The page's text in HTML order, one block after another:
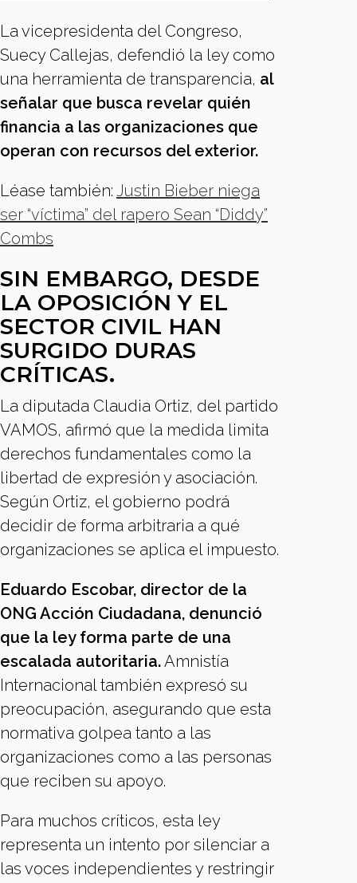
La vicepresidenta del Congreso,
Suecy Callejas, defendió la ley como
una herramienta de transparencia, al
señalar que busca revelar quién
financia a las organizaciones que
operan con recursos del exterior.
Léase también: Justin Bieber niega
ser “víctima” del rapero Sean “Diddy”
Combs
SIN EMBARGO, DESDE
LA OPOSICIÓN Y EL
SECTOR CIVIL HAN
SURGIDO DURAS
CRÍTICAS.
La diputada Claudia Ortiz, del partido
VAMOS, afirmó que la medida limita
derechos fundamentales como la
libertad de expresión y asociación.
Según Ortiz, el gobierno podrá
decidir de forma arbitraria a qué
organizaciones se aplica el impuesto.
Eduardo Escobar, director de la
ONG Acción Ciudadana, denunció
que la ley forma parte de una
escalada autoritaria.Amnistía
Internacional también expresó su
preocupación, asegurando que esta
normativa golpea tanto a las
organizaciones como a las personas
que reciben su apoyo.
Para muchos críticos, esta ley
representa un intento por silenciar a
las voces independientes y restringir